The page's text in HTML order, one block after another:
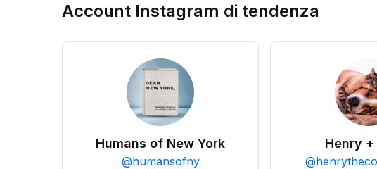
Account Instagram di tendenza
Humans of New York
@humansofny
Henry
@